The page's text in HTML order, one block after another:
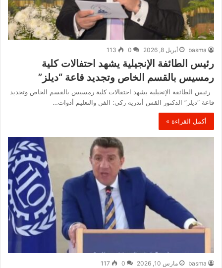
basma أبريل 8, 2026 0
113
رئيس الطائفة الإنجيلية يشهد احتفالات كلية
رمسيس بالقسم الخاص وتجديد قاعة “ديلز”
رئيس الطائفة الإنجيلية يشهد احتفالات كلية رمسيس بالقسم الخاص وتجديد
قاعة “ديلز” الدكتور القس أندريه زكي: الفن والتعليم أدوات…
أكمل القراءة »
basma مارس 10, 2026 0
117